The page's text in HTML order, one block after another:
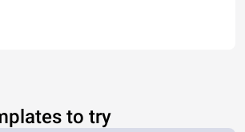
to try